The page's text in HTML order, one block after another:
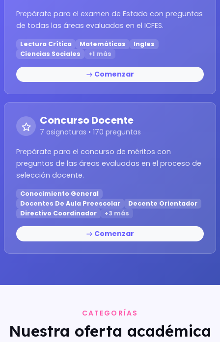
Prepárate para el examen de Estado con preguntas
de todas las áreas evaluadas en el ICFES.
Lectura Crítica Matemáticas
Ingles
Ciencias Sociales
+1 más
Comenzar
Concurso Docente
7 asignaturas • 170 preguntas
Prepárate para el concurso de méritos con
preguntas de las áreas evaluadas en el proceso de
selección docente.
Conocimiento General
Docentes De Aula Preescolar
Decente Orientador
Directivo Coordinador
+3 más
Comenzar
CATEGORÍAS
Nuestra oferta académica